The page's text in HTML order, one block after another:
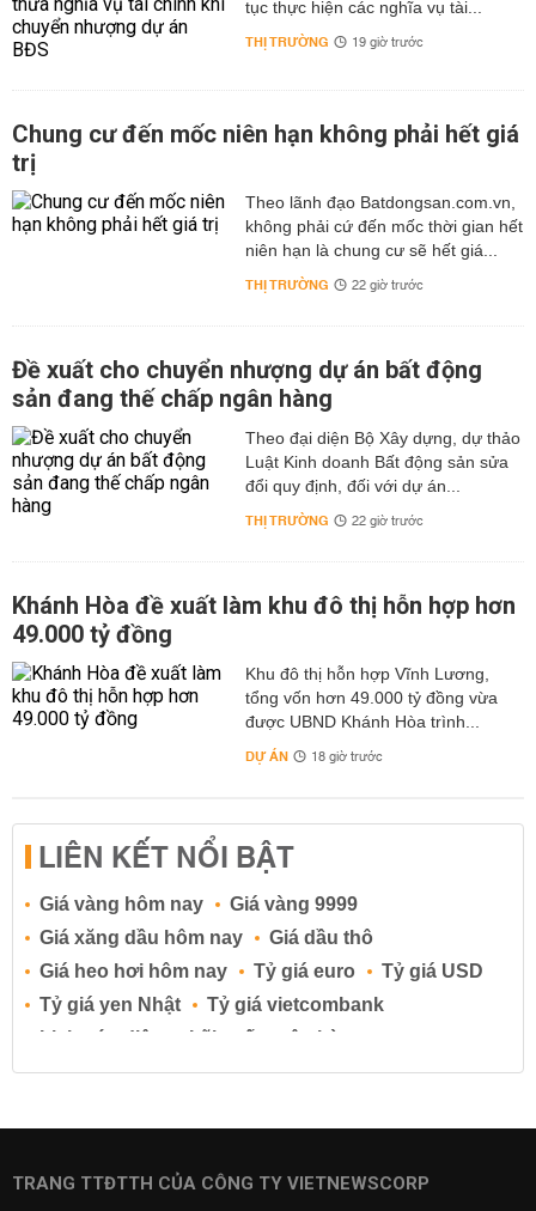
tục thực hiện các nghĩa vụ tài...
THỊ TRƯỜNG 19 giờ trước
Chung cư đến mốc niên hạn không phải hết giá
trị
Theo lãnh đạo Batdongsan.com.vn,
không phải cứ đến mốc thời gian hết
niên hạn là chung cư sẽ hết giá...
THỊ TRƯỜNG 22 giờ trước
Đề xuất cho chuyển nhượng dự án bất động
sản đang thế chấp ngân hàng
Theo đại diện Bộ Xây dựng, dự thảo
Luật Kinh doanh Bất động sản sửa
đổi quy định, đối với dự án...
THỊ TRƯỜNG 22 giờ trước
Khánh Hòa đề xuất làm khu đô thị hỗn hợp hơn
49.000 tỷ đồng
Khu đô thị hỗn hợp Vĩnh Lương,
tổng vốn hơn 49.000 tỷ đồng vừa
được UBND Khánh Hòa trình...
DỰ ÁN 18 giờ trước
LIÊN KẾT NỔI BẬT
Giá vàng hôm nay
Giá vàng 9999
Giá xăng dầu hôm nay
Giá dầu thô
Giá heo hơi hôm nay
Tỷ giá euro
Tỷ giá USD
Tỷ giá yen Nhật
Tỷ giá vietcombank
Lịch cúp điện
Lãi suất ngân hàng
Lãi suất tiết kiệm
Lãi suất tiền gửi
Lãi suất ngân hàng BIDV
TRANG TTĐTTH CỦA CÔNG TY VIETNEWSCORP